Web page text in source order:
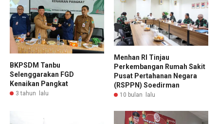
BKPSDM Tanbu
Selenggarakan FGD
Kenaikan Pangkat
3 tahun lalu
Menhan RI Tinjau
Perkembangan Rumah Sakit
Pusat Pertahanan Negara
(RSPPN) Soedirman
10 bulan lalu